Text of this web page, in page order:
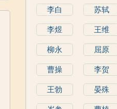
李白 苏轼
李煜 王维
柳永 屈原
曹操 李贺
王勃 晏殊